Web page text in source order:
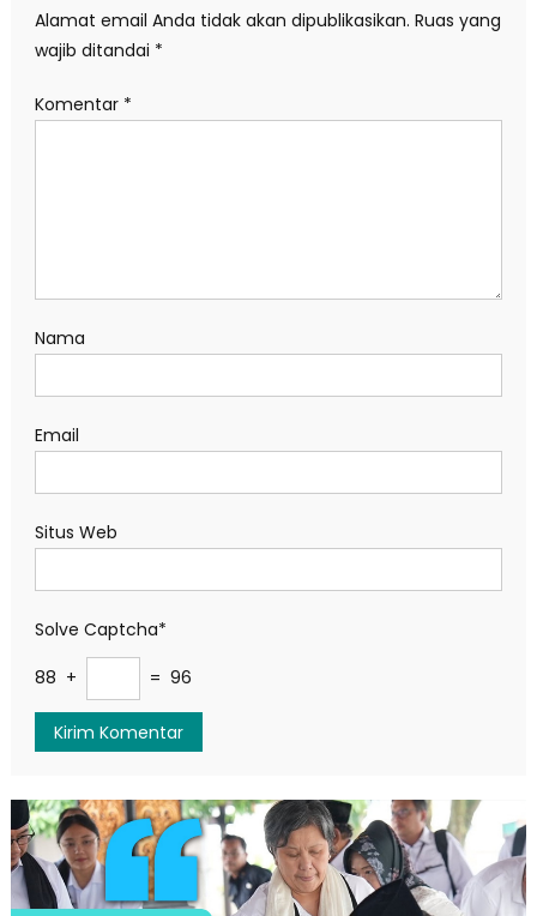
Alamat email Anda tidak akan dipublikasikan. Ruas yang
wajib ditandai *
Komentar *
Nama
Email
Situs Web
Solve Captcha*
88 +
= 96